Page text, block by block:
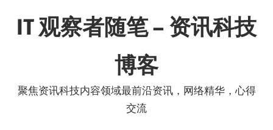
IT 观察者随笔 – 资讯科技
博客
聚焦资讯科技内容领域最前沿资讯，网络精华，心得
交流